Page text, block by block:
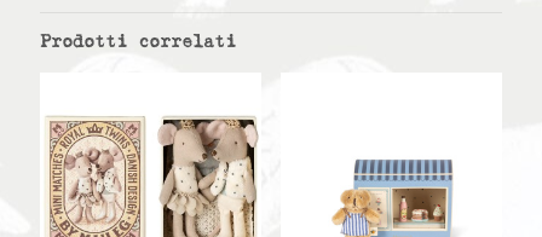
Prodotti correlati